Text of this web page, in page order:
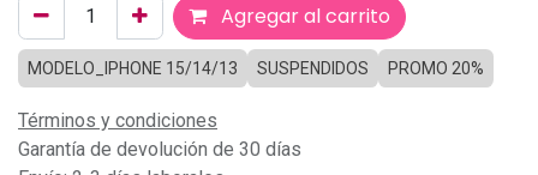
Agregar al carrito
MODELO_IPHONE 15/14/13 SUSPENDIDOS PROMO 20%
Términos y condiciones
Garantía de devolución de 30 días